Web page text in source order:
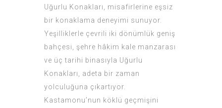
Uğurlu Konakları, misafirlerine eşsiz
bir konaklama deneyimi sunuyor.
Yeşilliklerle çevrili iki dönümlük geniş
bahçesi, şehre hâkim kale manzarası
ve üç tarihi binasıyla Uğurlu
Konakları, adeta bir zaman
yolculuğuna çıkartıyor.
Kastamonu’nun köklü geçmişini